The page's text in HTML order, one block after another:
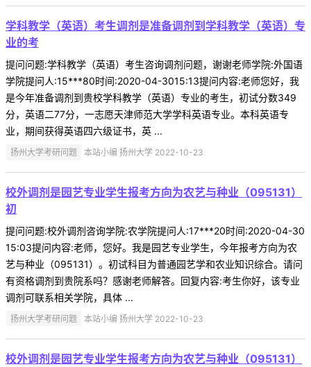
学科教学（英语）考生调剂是准备调剂到学科教学（英语）专
业的考
提问问题:学科教学（英语）考生咨询调剂问题，谢谢老师学院:外国语
学院提问人:15***80时间:2020-04-3015:13提问内容:老师您好，我
是今年准备调剂到贵校学科教学（英语）专业的考生，初试分数349
分，英语二77分，一志愿天津师范大学学科英语专业。本科英语专
业，期间获得英语四六级证书，英 ...
扬州大学考研问题 本站小编 扬州大学 2022-10-23
校外调剂是园艺专业学生报考方向为农艺与种业（095131）
初
提问问题:校外调剂咨询学院:农学院提问人:17***20时间:2020-04-30
15:03提问内容:老师，您好。我是园艺专业学生，今年报考方向为农
艺与种业（095131）。初试科目为普通园艺学和农业知识综合。请问
有资格调剂到贵院系吗？感谢老师解答。回复内容:考生你好，该专业
调剂可联系相关学院，具体 ...
扬州大学考研问题 本站小编 扬州大学 2022-10-23
校外调剂是园艺专业学生报考方向为农艺与种业（095131）